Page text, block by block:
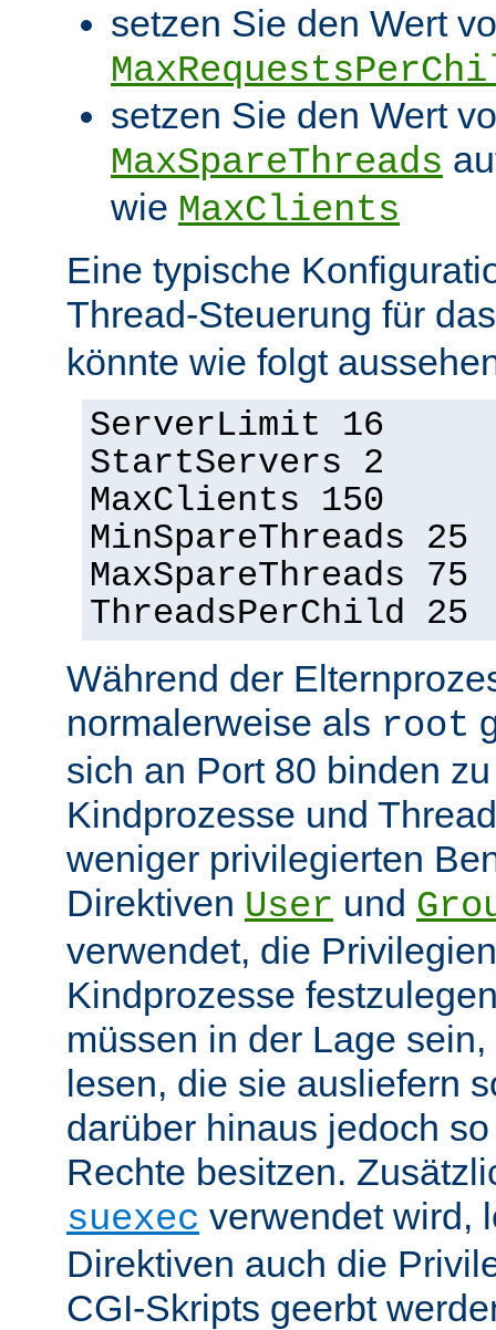
setzen Sie den Wert
setzen Sie den Wert
MaxSpareThreads
wie MaxClients
Eine typische
Thread-Steuerung für
könnte wie folgt
ServerLimit 16
StartServers 2
MaxClients 150
MinSpareThreads 25
MaxSpareThreads 75
ThreadsPerChild 25
Während der
normalerweise als root
sich an Port 80 binden
Kindprozesse und
weniger privilegierten
Direktiven User und
verwendet, die
Kindprozesse
müssen in der Lage
lesen, die sie ausliefern
darüber hinaus jedoch
Rechte besitzen.
suexec verwendet wird,
Direktiven auch die
CGI-Skripts geerbt